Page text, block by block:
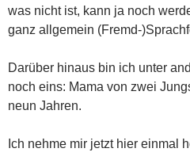
was nicht ist, kann ja noch
ganz allgemein (Fremd-
Darüber hinaus bin ich unter
noch eins: Mama von zwei
neun Jahren.
Ich nehme mir jetzt hier einmal